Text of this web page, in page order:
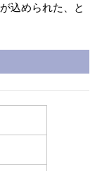
込められた、と